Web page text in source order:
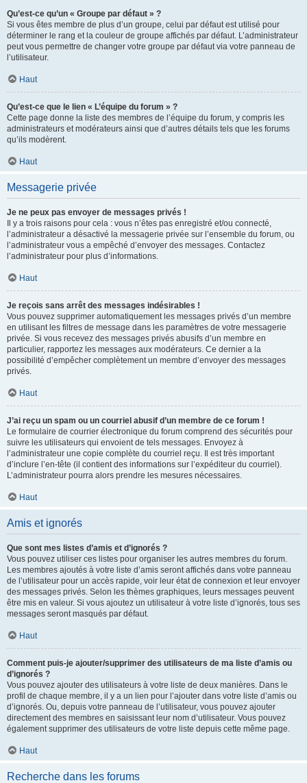
Qu’est-ce qu’un « Groupe par défaut » ?
Si vous êtes membre de plus d’un groupe, celui par défaut est utilisé pour
déterminer le rang et la couleur de groupe affichés par défaut. L’administrateur
peut vous permettre de changer votre groupe par défaut via votre panneau de
l’utilisateur.
Haut
Qu’est-ce que le lien « L’équipe du forum » ?
Cette page donne la liste des membres de l’équipe du forum, y compris les
administrateurs et modérateurs ainsi que d’autres détails tels que les forums
qu’ils modèrent.
Haut
Messagerie privée
Je ne peux pas envoyer de messages privés !
Il y a trois raisons pour cela : vous n’êtes pas enregistré et/ou connecté,
l’administrateur a désactivé la messagerie privée sur l’ensemble du forum, ou
l’administrateur vous a empêché d’envoyer des messages. Contactez
l’administrateur pour plus d’informations.
Haut
Je reçois sans arrêt des messages indésirables !
Vous pouvez supprimer automatiquement les messages privés d’un membre
en utilisant les filtres de message dans les paramètres de votre messagerie
privée. Si vous recevez des messages privés abusifs d’un membre en
particulier, rapportez les messages aux modérateurs. Ce dernier a la
possibilité d’empêcher complètement un membre d’envoyer des messages
privés.
Haut
J’ai reçu un spam ou un courriel abusif d’un membre de ce forum !
Le formulaire de courrier électronique du forum comprend des sécurités pour
suivre les utilisateurs qui envoient de tels messages. Envoyez à
l’administrateur une copie complète du courriel reçu. Il est très important
d’inclure l’en-tête (il contient des informations sur l’expéditeur du courriel).
L’administrateur pourra alors prendre les mesures nécessaires.
Haut
Amis et ignorés
Que sont mes listes d’amis et d’ignorés ?
Vous pouvez utiliser ces listes pour organiser les autres membres du forum.
Les membres ajoutés à votre liste d’amis seront affichés dans votre panneau
de l’utilisateur pour un accès rapide, voir leur état de connexion et leur envoyer
des messages privés. Selon les thèmes graphiques, leurs messages peuvent
être mis en valeur. Si vous ajoutez un utilisateur à votre liste d’ignorés, tous ses
messages seront masqués par défaut.
Haut
Comment puis-je ajouter/supprimer des utilisateurs de ma liste d’amis ou
d’ignorés ?
Vous pouvez ajouter des utilisateurs à votre liste de deux manières. Dans le
profil de chaque membre, il y a un lien pour l’ajouter dans votre liste d’amis ou
d’ignorés. Ou, depuis votre panneau de l’utilisateur, vous pouvez ajouter
directement des membres en saisissant leur nom d’utilisateur. Vous pouvez
également supprimer des utilisateurs de votre liste depuis cette même page.
Haut
Recherche dans les forums